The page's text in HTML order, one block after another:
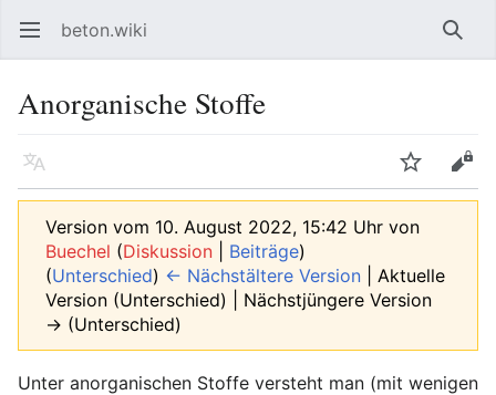
Hauptmenü öffnen beton.wiki
Anorganische Stoffe
Sprache Beobachten Bearbeiten
Version vom 10. August 2022, 15:42 Uhr von
Buechel (Diskussion Beiträge)
(Unterschied) ← Nächstältere Version | Aktuelle
Version (Unterschied) | Nächstjüngere Version
→ (Unterschied)
Unter anorganischen Stoffe versteht man (mit wenigen